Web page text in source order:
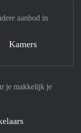
je makkelijk je
aanbod in
Kamers